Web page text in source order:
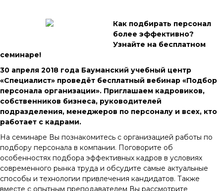
Как подбирать персонал
более эффективно?
Узнайте на бесплатном
семинаре!
30 апреля 2018 года Бауманский учебный центр
«Специалист» проведёт бесплатный вебинар «Подбор
персонала организации». Приглашаем кадровиков,
собственников бизнеса, руководителей
подразделения, менеджеров по персоналу и всех, кто
работает с кадрами.
На семинаре Вы познакомитесь с организацией работы по
подбору персонала в компании. Поговорите об
особенностях подбора эффективных кадров в условиях
современного рынка труда и обсудите самые актуальные
способы и технологии привлечения кандидатов. Также
вместе с опытным преподавателем Вы рассмотрите